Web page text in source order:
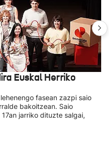
Euskal Herriko
fasean zazpi saio
bakoitzean. Saio
jarriko dituzte salgai,